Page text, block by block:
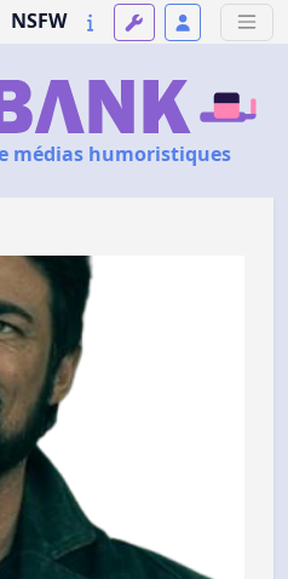
NSFW
médias humoristiques